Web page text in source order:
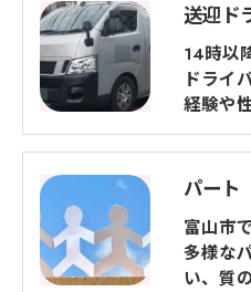
送迎ド
14時以
ドライ
経験や
パート
富山市
多様な
い、質